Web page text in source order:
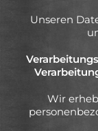
Unseren
Wir